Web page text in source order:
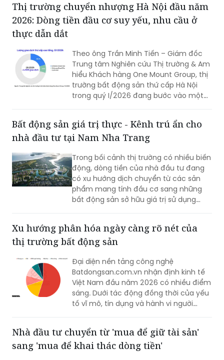
thu hút an cư và tăng trưởng bền vững.
Thị trường chuyển nhượng Hà Nội đầu năm
2026: Dòng tiền đầu cơ suy yếu, nhu cầu ở
thực dẫn dắt
Theo ông Trần Minh Tiến – Giám đốc
Trung tâm Nghiên cứu Thị trường & Am
hiểu Khách hàng One Mount Group, thị
trường bất động sản thứ cấp Hà Nội
trong quý I/2026 đang bước vào một
thực và xu hướng lựa chọn sản phẩm
mang giá trị sử dụng bền vững.
Bất động sản giá trị thực - Kênh trú ẩn cho
nhà đầu tư tại Nam Nha Trang
Trong bối cảnh thị trường có nhiều biến
động, dòng tiền của nhà đầu tư đang
có xu hướng dịch chuyển từ các sản
phẩm mang tính đầu cơ sang những
bất động sản sở hữu giá trị sử dụng
thiệu là điểm đến mới nhờ yếu tố pháp
lý rõ ràng và khả năng đáp ứng nhu cầu
Xu hướng phân hóa ngày càng rõ nét của
thị trường bất động sản
Đại diện nền tảng công nghệ
Batdongsan.com.vn nhận định kinh tế
Việt Nam đầu năm 2026 có nhiều điểm
sáng. Dưới tác động đồng thời của yếu
tố vĩ mô, tín dụng và hành vi người
Nhà đầu tư chuyển từ 'mua để giữ tài sản'
sang 'mua để khai thác dòng tiền'